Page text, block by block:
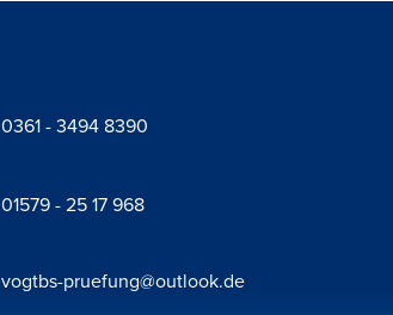
0361 - 3494 8390
01579 - 25 17 968
vogtbs-pruefung@outlook.de